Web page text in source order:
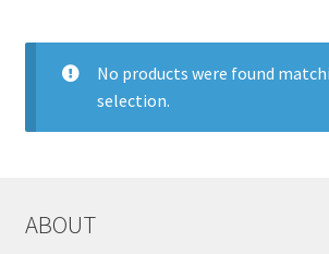
No products were found
selection.
ABOUT